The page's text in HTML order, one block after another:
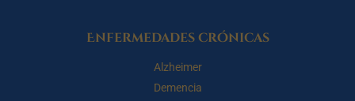
Enfermedades crónicas
Alzheimer
Demencia